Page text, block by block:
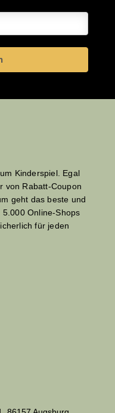
Kinderspiel. Egal
von Rabatt-Coupon
geht das beste und
Online-Shops
für jeden